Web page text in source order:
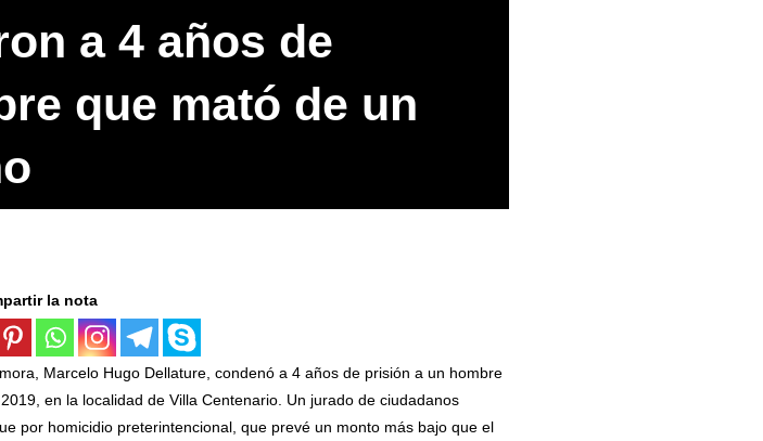
a 4 años de
que mató de un
la nota
Marcelo Hugo Dellature, condenó a 4 años de prisión a un hombre
en la localidad de Villa Centenario. Un jurado de ciudadanos
por homicidio preterintencional, que prevé un monto más bajo que el